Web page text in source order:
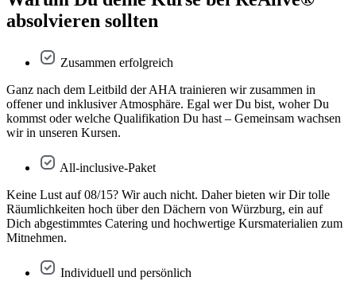
absolvieren sollten
Zusammen erfolgreich
Ganz nach dem Leitbild der AHA trainieren wir zusammen in
offener und inklusiver Atmosphäre. Egal wer Du bist, woher Du
kommst oder welche Qualifikation Du hast – Gemeinsam wachsen
wir in unseren Kursen.
All-inclusive-Paket
Keine Lust auf 08/15? Wir auch nicht. Daher bieten wir Dir tolle
Räumlichkeiten hoch über den Dächern von Würzburg, ein auf
Dich abgestimmtes Catering und hochwertige Kursmaterialien zum
Mitnehmen.
Individuell und persönlich